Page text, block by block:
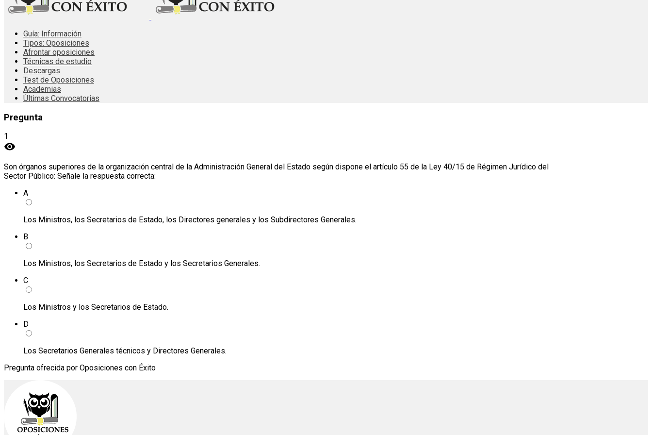
Guía: Información
Tipos: Oposiciones
Afrontar oposiciones
Técnicas de estudio
Descargas
Test de Oposiciones
Academias
Últimas Convocatorias
Pregunta
1
visibility
Son órganos superiores de la organización central de la Administración General del Estado según dispone el artículo 55 de la Ley 40/15 de Régimen Jurídico del
Sector Público: Señale la respuesta correcta:
A
Los Ministros, los Secretarios de Estado, los Directores generales y los Subdirectores Generales.
B
Los Ministros, los Secretarios de Estado y los Secretarios Generales.
C
Los Ministros y los Secretarios de Estado.
D
Los Secretarios Generales técnicos y Directores Generales.
Pregunta ofrecida por Oposiciones con Éxito